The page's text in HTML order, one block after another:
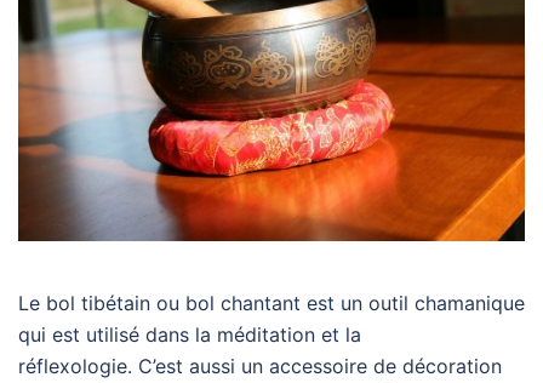
Le bol tibétain ou bol chantant est un outil chamanique
qui est utilisé dans la méditation et la
réflexologie. C’est aussi un accessoire de décoration